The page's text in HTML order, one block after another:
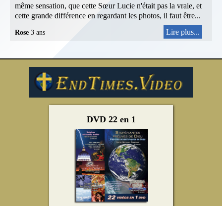
même sensation, que cette Sœur Lucie n'était pas la vraie, et
cette grande différence en regardant les photos, il faut être...
Rose 3 ans Lire plus...
DVD 22 en 1